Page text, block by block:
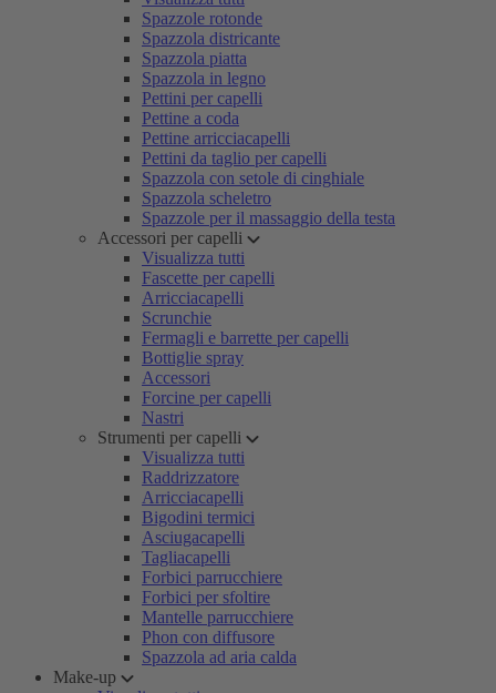
Spazzole rotonde
Spazzola districante
Spazzola piatta
Spazzola in legno
Pettini per capelli
Pettine a coda
Pettine arricciacapelli
Pettini da taglio per capelli
Spazzola con setole di cinghiale
Spazzola scheletro
Spazzole per il massaggio della testa
Accessori per capelli
Visualizza tutti
Fascette per capelli
Arricciacapelli
Scrunchie
Fermagli e barrette per capelli
Bottiglie spray
Accessori
Forcine per capelli
Nastri
Strumenti per capelli
Visualizza tutti
Raddrizzatore
Arricciacapelli
Bigodini termici
Asciugacapelli
Tagliacapelli
Forbici parrucchiere
Forbici per sfoltire
Mantelle parrucchiere
Phon con diffusore
Spazzola ad aria calda
Make-up